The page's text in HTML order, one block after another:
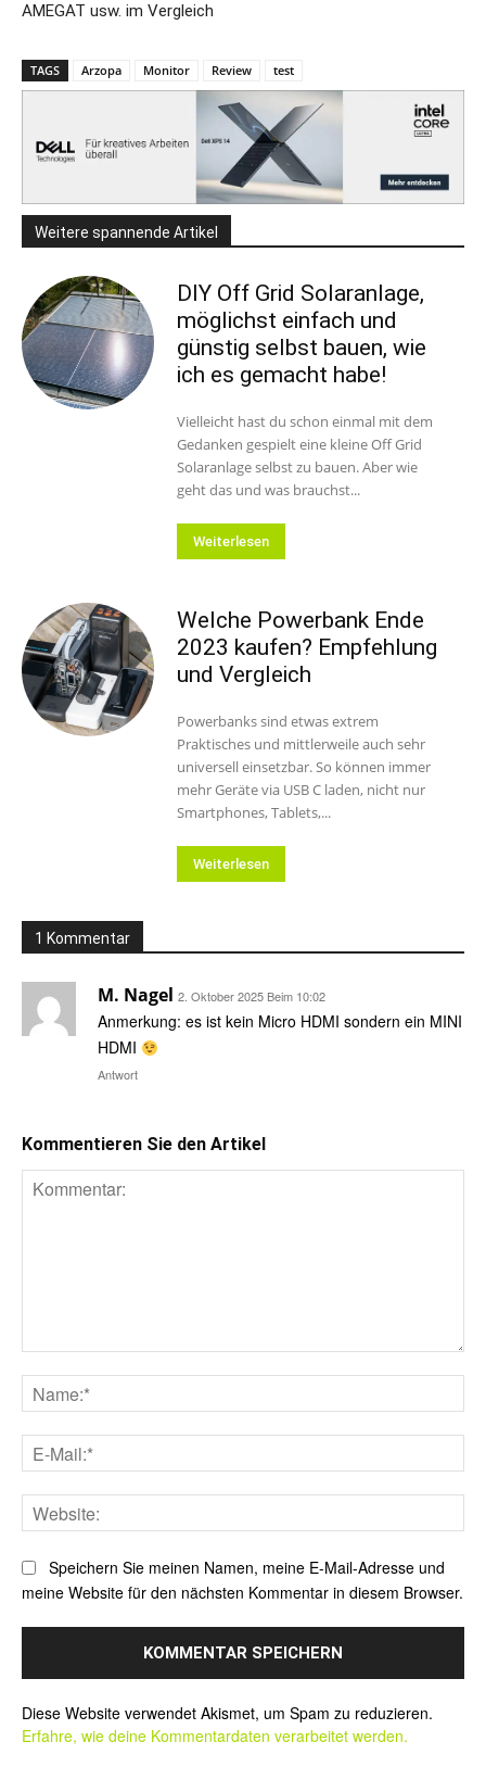
AMEGAT usw. im Vergleich
TAGS Arzopa Monitor Review test
Weitere spannende Artikel
DIY Off Grid Solaranlage,
möglichst einfach und
günstig selbst bauen, wie
ich es gemacht habe!
Vielleicht hast du schon einmal mit dem
Gedanken gespielt eine kleine Off Grid
Solaranlage selbst zu bauen. Aber wie
geht das und was brauchst...
Weiterlesen
Welche Powerbank Ende
2023 kaufen? Empfehlung
und Vergleich
Powerbanks sind etwas extrem
Praktisches und mittlerweile auch sehr
universell einsetzbar. So können immer
mehr Geräte via USB C laden, nicht nur
Smartphones, Tablets,...
Weiterlesen
1 Kommentar
M. Nagel 2. Oktober 2025 Beim 10:02
Anmerkung: es ist kein Micro HDMI sondern ein MINI
HDMI
Antwort
Kommentieren Sie den Artikel
Speichern Sie meinen Namen, meine E-Mail-Adresse und
meine Website für den nächsten Kommentar in diesem Browser.
Diese Website verwendet Akismet, um Spam zu reduzieren.
Erfahre, wie deine Kommentardaten verarbeitet werden.